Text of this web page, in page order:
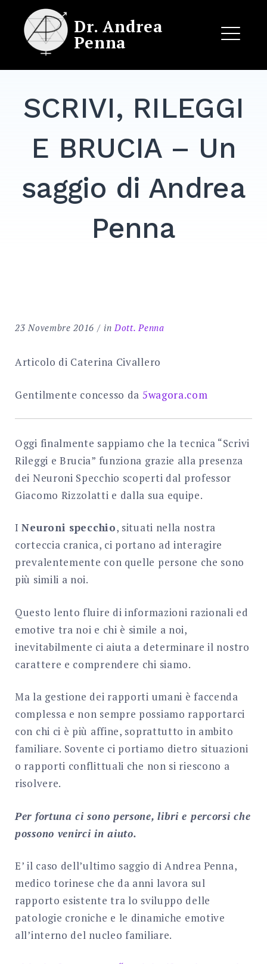
content
Dr. Andrea
Penna
EXPAND
SCRIVI, RILEGGI
E BRUCIA – Un
saggio di Andrea
Penna
23 Novembre 2016 inDott. Penna
Articolo di Caterina Civallero
Gentilmente concesso da 5wagora.com
Oggi finalmente sappiamo che la tecnica “Scrivi
Rileggi e Brucia” funziona grazie alla presenza
dei Neuroni Specchio scoperti dal professor
Giacomo Rizzolatti e dalla sua equipe.
INeuroni specchio, situati nella nostra
corteccia cranica, ci portano ad interagire
prevalentemente con quelle persone che sono
più simili a noi.
Questo lento fluire di informazioni razionali ed
emotive tra noi e chi è simile a noi,
inevitabilmente ci aiuta a determinare il nostro
carattere e comprendere chi siamo.
Ma la gestione dei rapporti umani è faccenda
complessa e non sempre possiamo rapportarci
con chi ci è più affine, soprattutto in ambito
familiare. Sovente ci portiamo dietro situazioni
o rapporti conflittuali che non si riescono a
risolvere.
Per fortuna ci sono persone, libri e percorsi che
possono venirci in aiuto.
E’ il caso dell’ultimo saggio di Andrea Penna,
medico torinese che da anni lavora sul
rapporto esistente tra lo sviluppo delle
patologie croniche e le dinamiche emotive
all’interno del nucleo familiare.